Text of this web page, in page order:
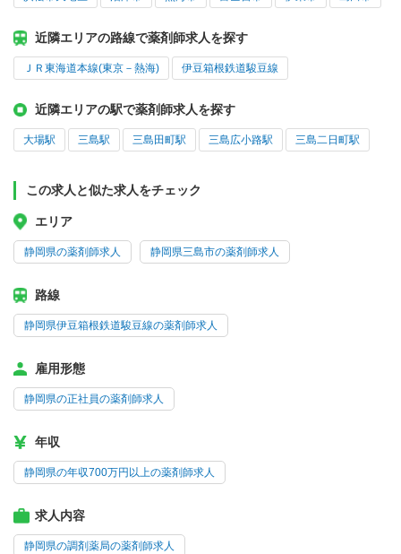
近隣エリアの路線で薬剤師求人を探す
ＪＲ東海道本線(東京－熱海) 伊豆箱根鉄道駿豆線
近隣エリアの駅で薬剤師求人を探す
大場駅 三島駅 三島田町駅 三島広小路駅 三島二日町駅
この求人と似た求人をチェック
エリア
静岡県の薬剤師求人 静岡県三島市の薬剤師求人
路線
静岡県伊豆箱根鉄道駿豆線の薬剤師求人
雇用形態
静岡県の正社員の薬剤師求人
年収
静岡県の年収700万円以上の薬剤師求人
求人内容
静岡県の調剤薬局の薬剤師求人